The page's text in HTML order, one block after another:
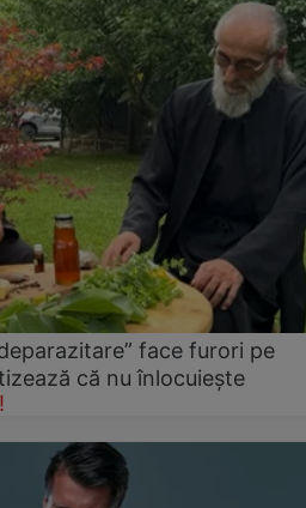
face furori pe
că nu înlocuiește